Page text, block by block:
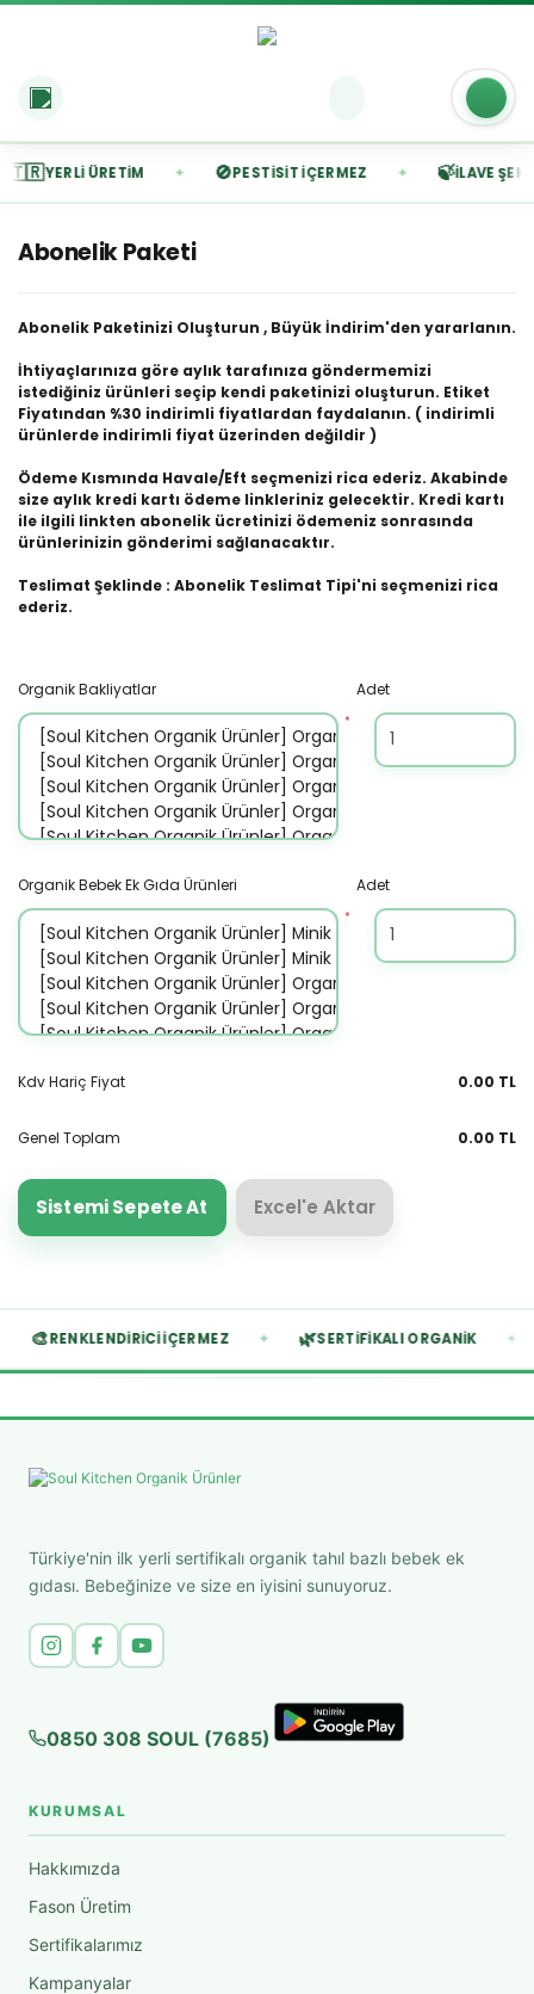
YERLI ÜRETIM 🚫PESTISIT İÇERMEZ 🍃İLAVE
Abonelik Paketi
Abonelik Paketinizi Oluşturun , Büyük İndirim'den yararlanın.
İhtiyaçlarınıza göre aylık tarafınıza göndermemizi
istediğiniz ürünleri seçip kendi paketinizi oluşturun. Etiket
Fiyatından %30 indirimli fiyatlardan faydalanın. ( indirimli
ürünlerde indirimli fiyat üzerinden değildir )
Ödeme Kısmında Havale/Eft seçmenizi rica ederiz. Akabinde
size aylık kredi kartı ödeme linkleriniz gelecektir. Kredi kartı
ile ilgili linkten abonelik ücretinizi ödemeniz sonrasında
ürünlerinizin gönderimi sağlanacaktır.
Teslimat Şeklinde : Abonelik Teslimat Tipi'ni seçmenizi rica
ederiz.
Organik Bakliyatlar
*
Adet
Organik Bebek Ek Gıda Ürünleri
*
Adet
Kdv Hariç Fiyat 0.00 TL
Genel Toplam 0.00 TL
Sistemi Sepete At Excel'e Aktar
🎨RENKLENDIRICI İÇERMEZ 🌿SERTIFIKALI ORGANIK
Türkiye'nin ilk yerli sertifikalı organik tahıl bazlı bebek ek
gıdası. Bebeğinize ve size en iyisini sunuyoruz.
0850 308 SOUL (7685)
KURUMSAL
Hakkımızda
Fason Üretim
Sertifikalarımız
Kampanyalar